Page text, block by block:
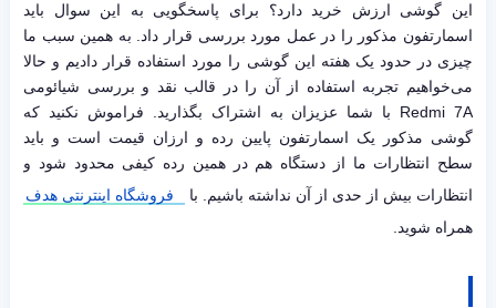
این گوشی ارزش خرید دارد؟ برای پاسخگویی به این سوال باید
اسمارتفون مذکور را در عمل مورد بررسی قرار داد. به همین سبب ما
چیزی در حدود یک هفته این گوشی را مورد استفاده قرار دادیم و حالا
می‌خواهیم تجربه استفاده از آن را در قالب نقد و بررسی شیائومی
Redmi 7A با شما عزیزان به اشتراک بگذارید. فراموش نکنید که
گوشی مذکور یک اسمارتفون پایین رده و ارزان قیمت است و باید
سطح انتظارات ما از دستگاه هم در همین رده کیفی محدود شود و
انتظارات بیش از حدی از آن نداشته باشیم. با
فروشگاه اینترنتی هدف
همراه شوید.